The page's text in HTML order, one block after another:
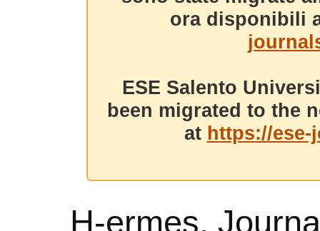
ora disponibili
ESE Salento
been migrated to the
at https://
H-ermes.